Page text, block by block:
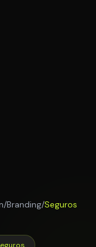
/Branding/Seguros